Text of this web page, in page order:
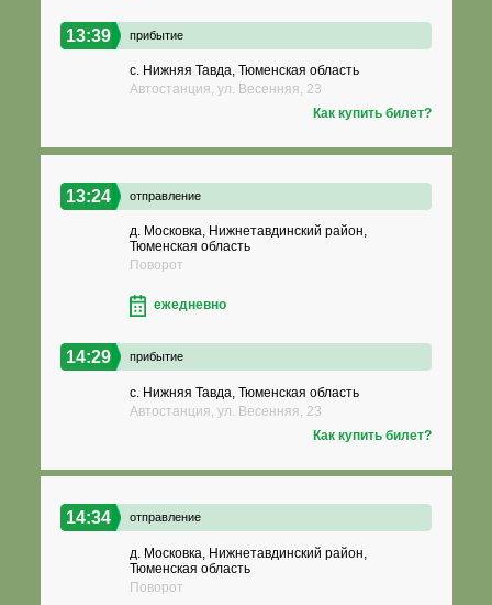
13:39 прибытие
с. Нижняя Тавда, Тюменская область
Автостанция, ул. Весенняя, 23
Как купить билет?
13:24 отправление
д. Московка, Нижнетавдинский район,
Тюменская область
Поворот
ежедневно
14:29 прибытие
с. Нижняя Тавда, Тюменская область
Автостанция, ул. Весенняя, 23
Как купить билет?
14:34 отправление
д. Московка, Нижнетавдинский район,
Тюменская область
Поворот